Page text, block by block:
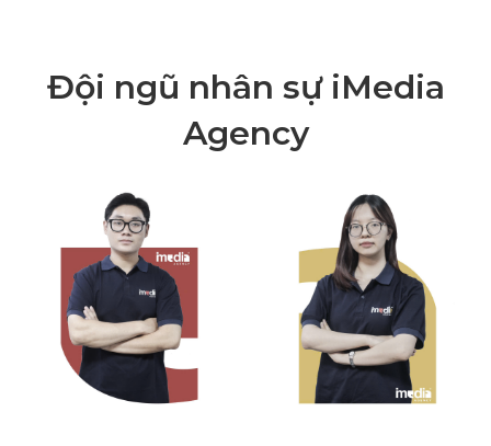
Đội ngũ nhân sự iMedia
Agency